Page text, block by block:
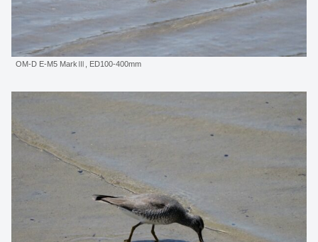
OM-D E-M5 MarkⅢ, ED100-400mm